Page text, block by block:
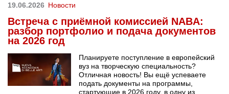
19.06.2026 Новости
Встреча с приёмной комиссией NABA:
разбор портфолио и подача документов
на 2026 год
Планируете поступление в европейский
вуз на творческую специальность?
Отличная новость! Вы ещё успеваете
подать документы на программы,
стартующие в 2026 году, в одну из